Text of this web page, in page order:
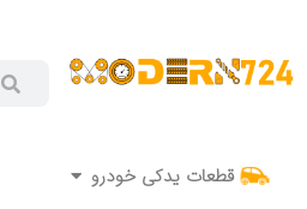
قطعات یدکی خودرو